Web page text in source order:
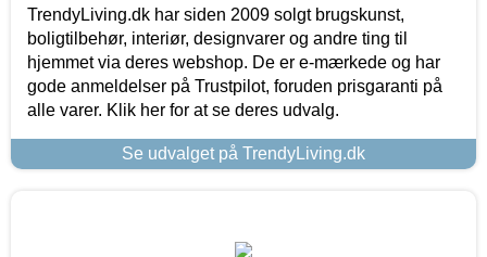
TrendyLiving.dk har siden 2009 solgt brugskunst,
boligtilbehør, interiør, designvarer og andre ting til
hjemmet via deres webshop. De er e-mærkede og har
gode anmeldelser på Trustpilot, foruden prisgaranti på
alle varer. Klik her for at se deres udvalg.
Se udvalget på TrendyLiving.dk